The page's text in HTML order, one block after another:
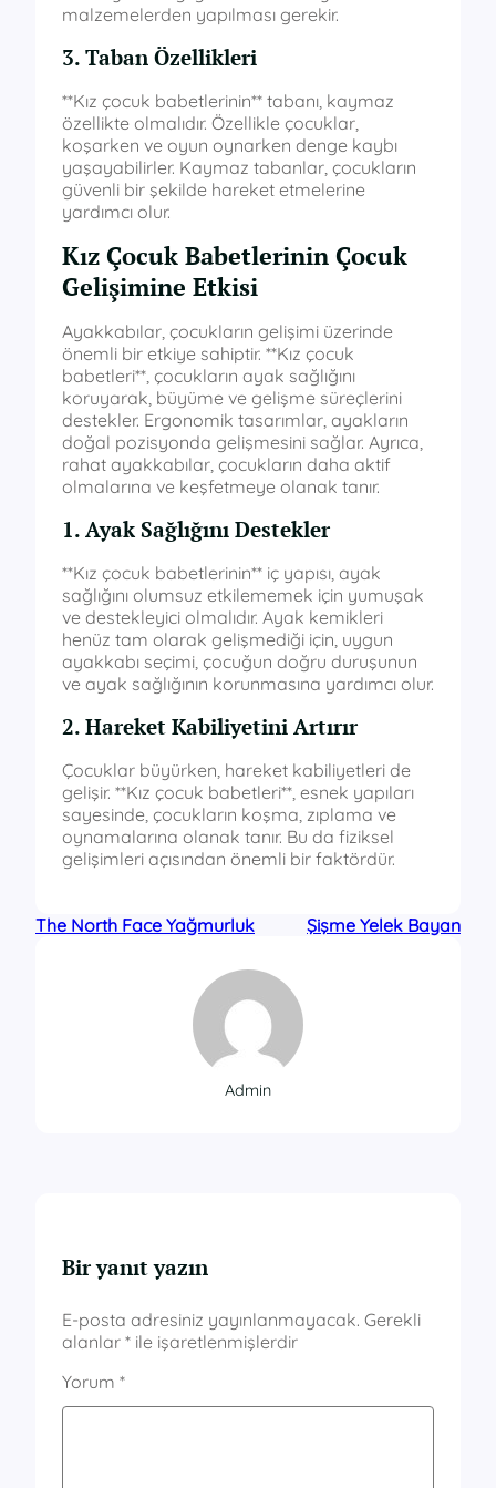
malzemelerden yapılması gerekir.
3. Taban Özellikleri
**Kız çocuk babetlerinin** tabanı, kaymaz
özellikte olmalıdır. Özellikle çocuklar,
koşarken ve oyun oynarken denge kaybı
yaşayabilirler. Kaymaz tabanlar, çocukların
güvenli bir şekilde hareket etmelerine
yardımcı olur.
Kız Çocuk Babetlerinin Çocuk
Gelişimine Etkisi
Ayakkabılar, çocukların gelişimi üzerinde
önemli bir etkiye sahiptir. **Kız çocuk
babetleri**, çocukların ayak sağlığını
koruyarak, büyüme ve gelişme süreçlerini
destekler. Ergonomik tasarımlar, ayakların
doğal pozisyonda gelişmesini sağlar. Ayrıca,
rahat ayakkabılar, çocukların daha aktif
olmalarına ve keşfetmeye olanak tanır.
1. Ayak Sağlığını Destekler
**Kız çocuk babetlerinin** iç yapısı, ayak
sağlığını olumsuz etkilememek için yumuşak
ve destekleyici olmalıdır. Ayak kemikleri
henüz tam olarak gelişmediği için, uygun
ayakkabı seçimi, çocuğun doğru duruşunun
ve ayak sağlığının korunmasına yardımcı olur.
2. Hareket Kabiliyetini Artırır
Çocuklar büyürken, hareket kabiliyetleri de
gelişir. **Kız çocuk babetleri**, esnek yapıları
sayesinde, çocukların koşma, zıplama ve
oynamalarına olanak tanır. Bu da fiziksel
gelişimleri açısından önemli bir faktördür.
The North Face Yağmurluk Şişme Yelek Bayan
Admin
Bir yanıt yazın
E-posta adresiniz yayınlanmayacak. Gerekli
alanlar * ile işaretlenmişlerdir
Yorum *